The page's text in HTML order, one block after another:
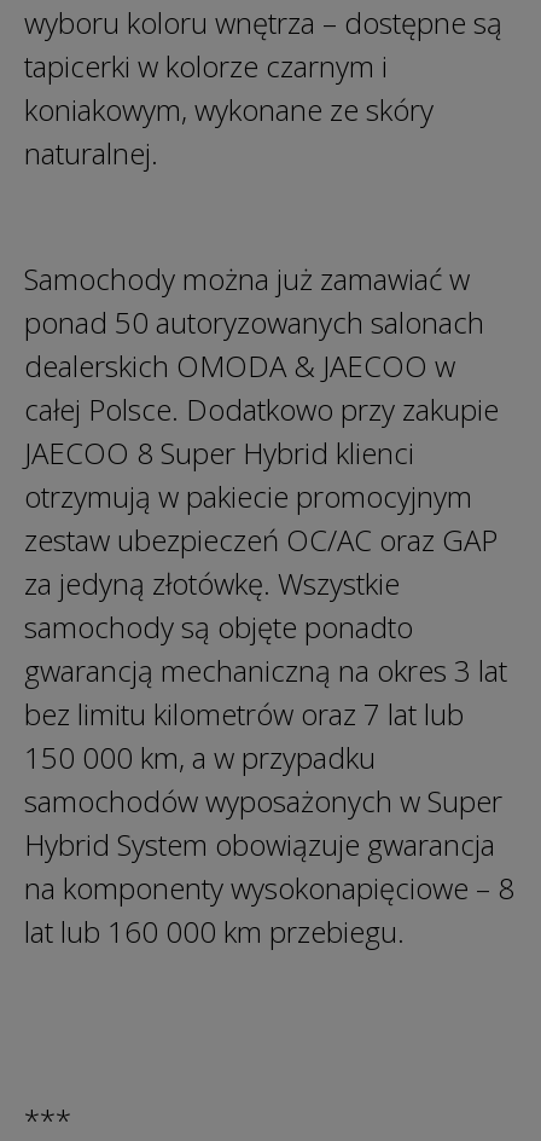
wyboru koloru wnętrza – dostępne są
tapicerki w kolorze czarnym i
koniakowym, wykonane ze skóry
naturalnej.
Samochody można już zamawiać w
ponad 50 autoryzowanych salonach
dealerskich OMODA & JAECOO w
całej Polsce. Dodatkowo przy zakupie
JAECOO 8 Super Hybrid klienci
otrzymują w pakiecie promocyjnym
zestaw ubezpieczeń OC/AC oraz GAP
za jedyną złotówkę. Wszystkie
samochody są objęte ponadto
gwarancją mechaniczną na okres 3 lat
bez limitu kilometrów oraz 7 lat lub
150 000 km, a w przypadku
samochodów wyposażonych w Super
Hybrid System obowiązuje gwarancja
na komponenty wysokonapięciowe – 8
lat lub 160 000 km przebiegu.
***